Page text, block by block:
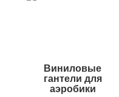
Виниловые
гантели для
аэробики